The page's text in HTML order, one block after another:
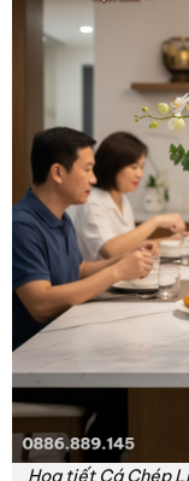
Họa tiết Cá Chép